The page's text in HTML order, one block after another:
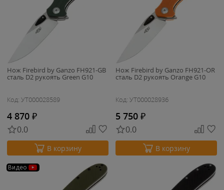
Нож Firebird by Ganzo FH921-GB
cталь D2 рукоять Green G10
Код: УТ000028589
4 870 ₽
0.0
В корзину
Нож Firebird by Ganzo FH921-OR
cталь D2 рукоять Orange G10
Код: УТ000028936
5 750 ₽
0.0
В корзину
Видео